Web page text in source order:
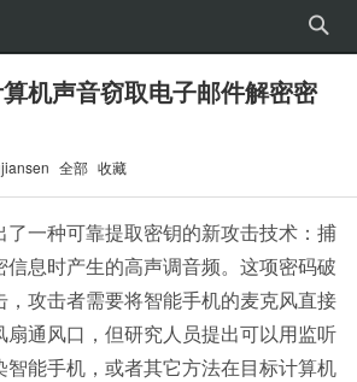
机声音窃取电子邮件解密密
全部 收藏
一种可靠提取密钥的新攻击技术：捕
息时产生的高声调音频。这项密码破
攻击者需要将智能手机的麦克风直接
通风口，但研究人员提出可以用监听
能手机，或者其它方法在目标计算机